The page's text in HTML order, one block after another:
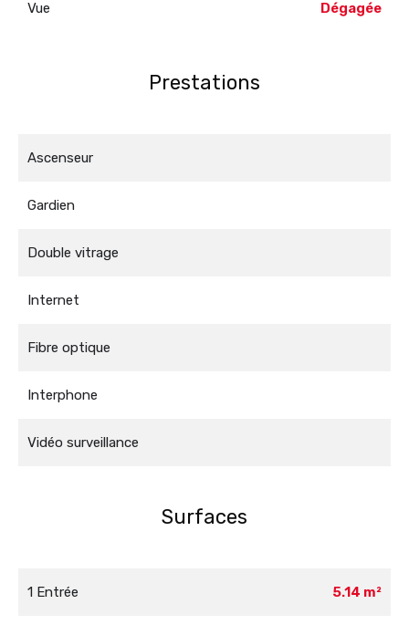
Vue Dégagée
Prestations
Ascenseur
Gardien
Double vitrage
Internet
Fibre optique
Interphone
Vidéo surveillance
Surfaces
1 Entrée 5.14 m²